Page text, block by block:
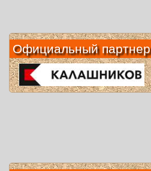
Официальный партнер